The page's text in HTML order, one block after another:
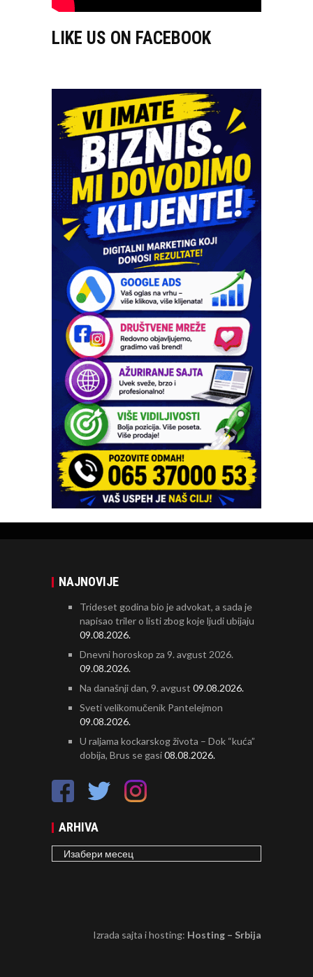
LIKE US ON FACEBOOK
NAJNOVIJE
Trideset godina bio je advokat, a sada je
napisao triler o listi zbog koje ljudi ubijaju
09.08.2026.
Dnevni horoskop za 9. avgust 2026.
09.08.2026.
Na današnji dan, 9. avgust 09.08.2026.
Sveti velikomučenik Pantelejmon
09.08.2026.
U raljama kockarskog života – Dok “kuća”
dobija, Brus se gasi08.08.2026.
ARHIVA
ARHIVA
Izrada sajta i hosting: Hosting – Srbija